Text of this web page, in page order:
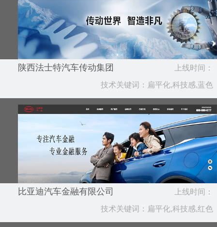
陕西法士特汽车传动集团 上线时间：
2024.05
技术关键词：扁平化,科技感,蓝色
比亚迪汽车金融有限公司 上线时间：
2023.09
技术关键词：扁平化,科技感,红色